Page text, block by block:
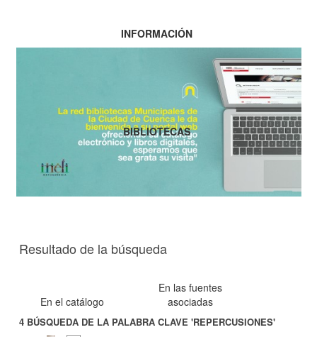
Resultado de la búsqueda
En el catálogo
En las fuentes
asociadas
4 BÚSQUEDA DE LA PALABRA CLAVE'REPERCUSIONES'
INFORMACIÓN
BIBLIOTECAS